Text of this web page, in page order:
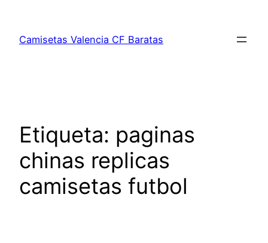
contenido
Camisetas Valencia CF Baratas
Etiqueta: paginas
chinas replicas
camisetas futbol